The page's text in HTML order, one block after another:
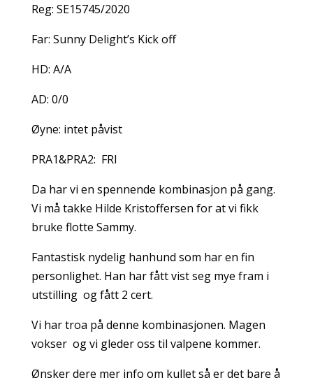
Reg: SE15745/2020
Far: Sunny Delight’s Kick off
HD: A/A
AD: 0/0
Øyne: intet påvist
PRA1&PRA2: FRI
Da har vi en spennende kombinasjon på gang.
Vi må takke Hilde Kristoffersen for at vi fikk
bruke flotte Sammy.
Fantastisk nydelig hanhund som har en fin
personlighet. Han har fått vist seg mye fram i
utstilling og fått 2 cert.
Vi har troa på denne kombinasjonen. Magen
vokser og vi gleder oss til valpene kommer.
Ønsker dere mer info om kullet så er det bare å